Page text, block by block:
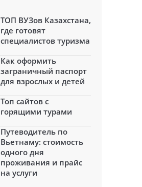
ТОП ВУЗов Казахстана,
где готовят
специалистов туризма
Как оформить
заграничный паспорт
для взрослых и детей
Топ сайтов с
горящими турами
Путеводитель по
Вьетнаму: стоимость
одного дня
проживания и прайс
на услуги